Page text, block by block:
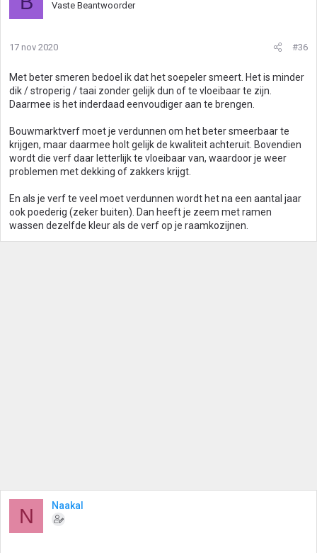
Vaste Beantwoorder
17 nov 2020 #36
Met beter smeren bedoel ik dat het soepeler smeert. Het is minder
dik / stroperig / taai zonder gelijk dun of te vloeibaar te zijn.
Daarmee is het inderdaad eenvoudiger aan te brengen.
Bouwmarktverf moet je verdunnen om het beter smeerbaar te
krijgen, maar daarmee holt gelijk de kwaliteit achteruit. Bovendien
wordt die verf daar letterlijk te vloeibaar van, waardoor je weer
problemen met dekking of zakkers krijgt.
En als je verf te veel moet verdunnen wordt het na een aantal jaar
ook poederig (zeker buiten). Dan heeft je zeem met ramen
wassen dezelfde kleur als de verf op je raamkozijnen.
N Naakal